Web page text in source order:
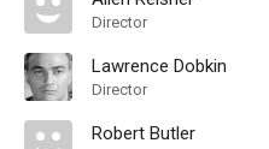
Director
Lawrence Dobkin
Director
Robert Butler